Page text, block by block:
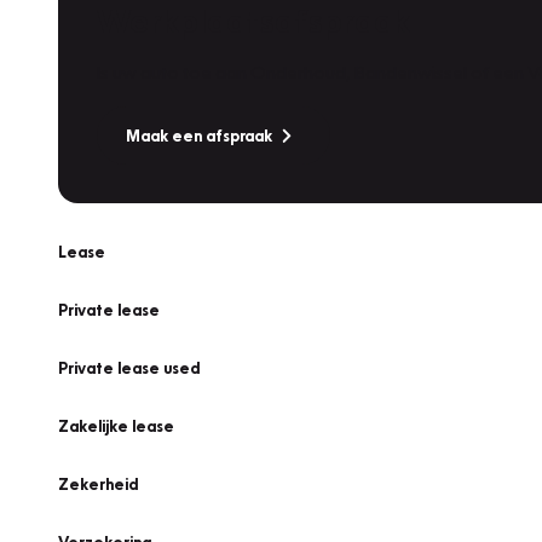
Maak een afspraak
Lease
Private lease
Private lease used
Zakelijke lease
Zekerheid